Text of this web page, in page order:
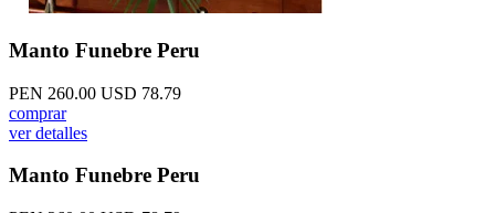
Manto Funebre Peru
PEN 260.00 USD 78.79
comprar
ver detalles
Manto Funebre Peru